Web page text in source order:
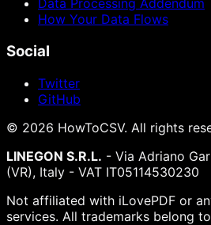
Data Processing Addendum
How Your Data Flows
Social
Twitter
GitHub
© 2026 HowToCSV. All rights
LINEGON S.R.L. - Via Adriano
(VR), Italy - VAT IT05114530230
Not affiliated with iLovePDF or
services. All trademarks belong